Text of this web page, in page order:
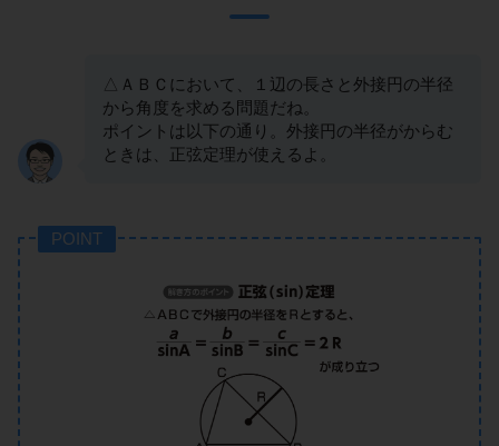
△ＡＢＣにおいて、１辺の長さと外接円の半径
から角度を求める問題だね。
ポイントは以下の通り。外接円の半径がからむ
ときは、正弦定理が使えるよ。
POINT